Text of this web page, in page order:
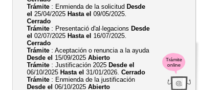
Trámite
online
Trámite : Enmienda de la solicitud Desde
el 25/04/2025 Hasta el 09/05/2025.
Cerrado
Trámite : Presentació d'al·legacions Desde
el 02/07/2025 Hasta el 16/07/2025.
Cerrado
Trámite : Aceptación o renuncia a la ayuda
Desde el 15/09/2025 Abierto
Trámite : Justificación 2025 Desde el
06/10/2025 Hasta el 31/01/2026. Cerrado
Trámite : Enmienda de la justificación
Desde el 06/10/2025 Abierto